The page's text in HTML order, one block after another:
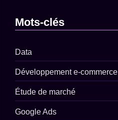
Mots-clés
Data
Développement e-commerce
Étude de marché
Google Ads